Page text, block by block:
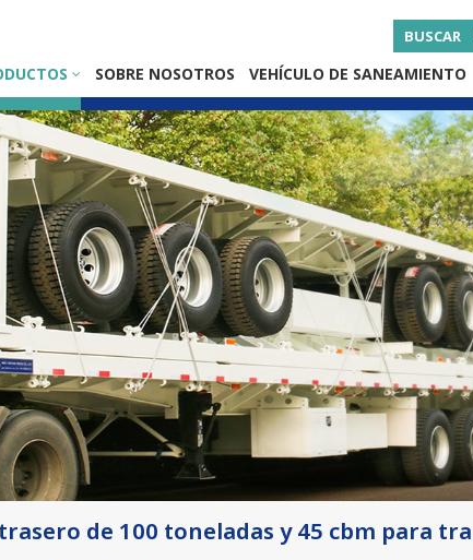
BUSCAR
SOBRE NOSOTROS VEHÍCULO DE SANEAMIENTO
de 100 toneladas y 45 cbm para